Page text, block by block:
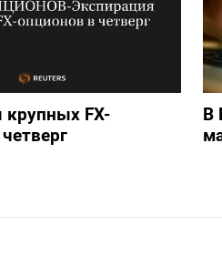
крупных FX-
В